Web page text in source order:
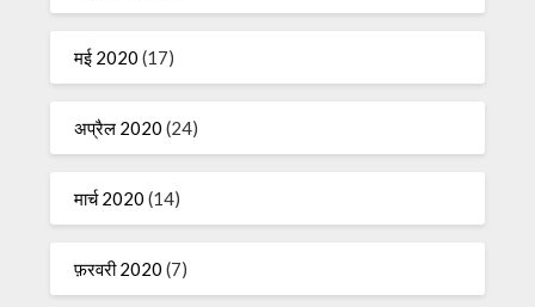
मई 2020 (17)
अप्रैल 2020 (24)
मार्च 2020 (14)
फ़रवरी 2020 (7)